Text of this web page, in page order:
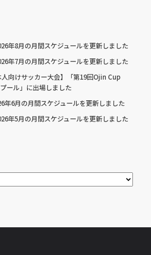
年8月の月間スケジュールを更新しました
年7月の月間スケジュールを更新しました
人向けサッカー大会】「第19回Ojin Cup
ール」に出場しました
年6月の月間スケジュールを更新しました
年5月の月間スケジュールを更新しました